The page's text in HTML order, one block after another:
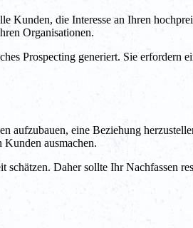
Kunden, die Interesse an Ihren
Organisationen.
Prospecting generiert. Sie erfordern
aufzubauen, eine Beziehung
Kunden ausmachen.
schätzen. Daher sollte Ihr Nachfassen